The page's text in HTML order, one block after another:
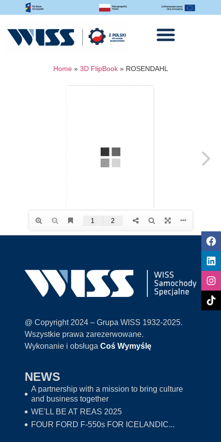
Home» 3D FlipBook» ROSENDAHL
@ Copyright 2024 – Grupa WISS 1932-2025.
Wszystkie prawa zarezerwowane.
Wykonanie i obsługa Coś Wymyślę
NEWS
A partnership with a mission to bring culture
and business together
WE'LL BE AT REAS 2025
FOUR FORD F-550s FOR ICELANDIC...